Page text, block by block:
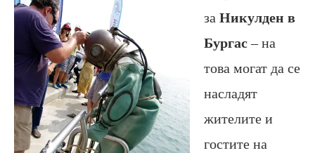
за Никулден в
Бургас– на
това могат да се
насладят
жителите и
гостите на